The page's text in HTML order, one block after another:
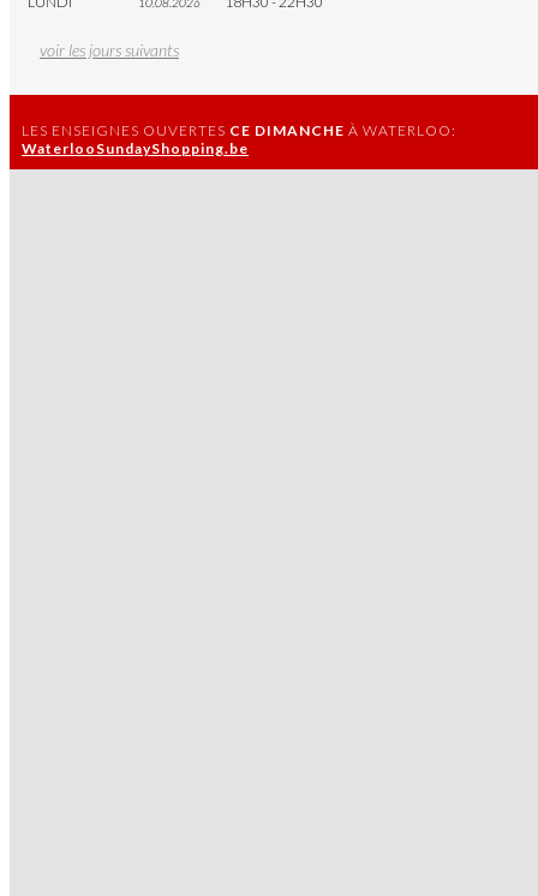
voir les jours suivants
LES ENSEIGNES OUVERTES CE DIMANCHE À WATERLOO:
WaterlooSundayShopping.be